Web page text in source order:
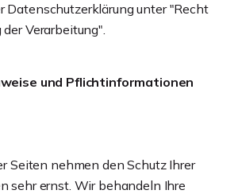
Datenschutzerklärung unter "Recht
Verarbeitung".
und Pflichtinformationen
Seiten nehmen den Schutz Ihrer
sehr ernst. Wir behandeln Ihre